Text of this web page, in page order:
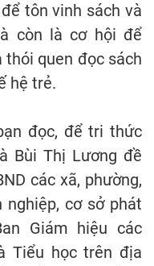
tôn vinh sách và
còn là cơ hội để
thói quen đọc sách
hệ trẻ.
đọc, để tri thức
Bùi Thị Lương đề
các xã, phường,
nghiệp, cơ sở phát
Giám hiệu các
Tiểu học trên địa